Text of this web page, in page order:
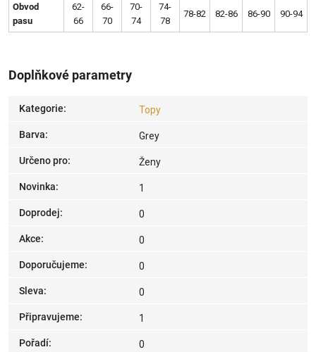
Obvod
pasu
62-
66
66-
70
70-
74
74-
78
78-82 82-86 86-90 90-94
Doplňkové parametry
Kategorie: Topy
Barva: Grey
Určeno pro: Ženy
Novinka: 1
Doprodej: 0
Akce: 0
Doporučujeme: 0
Sleva: 0
Připravujeme: 1
Pořadí: 0